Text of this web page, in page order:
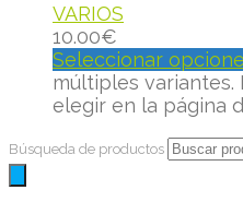
VARIOS
10.00€
Seleccionar
múltiples variantes.
elegir en la página
Búsqueda de productos